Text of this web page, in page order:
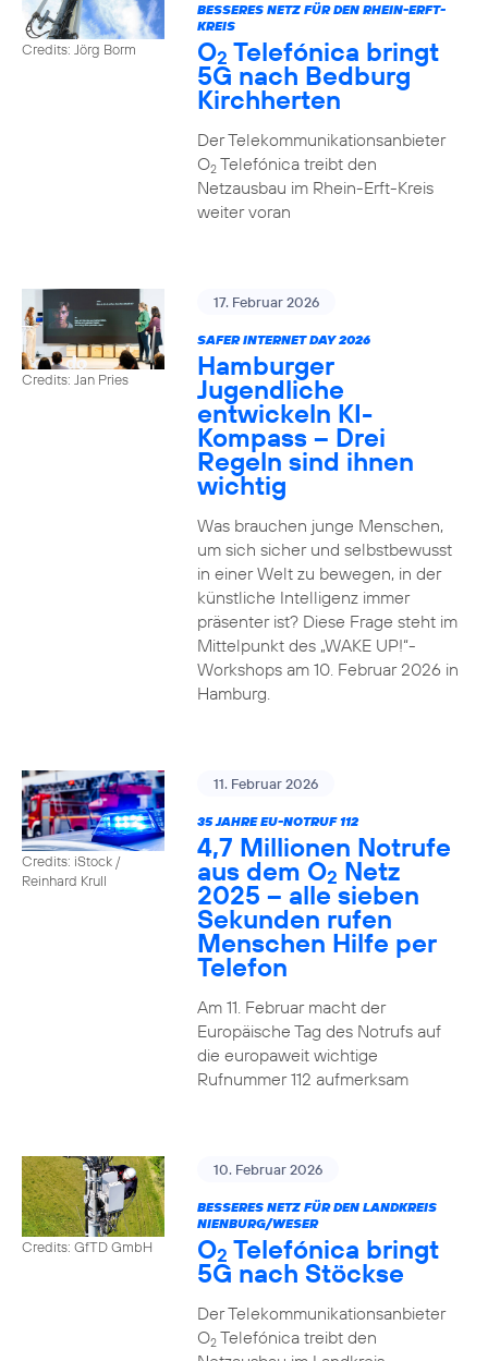
Credits: Jörg Borm
BESSERES NETZ FÜR DEN RHEIN-ERFT-
KREIS
O2 Telefónica bringt
5G nach Bedburg
Kirchherten
Der Telekommunikationsanbieter
O2Telefónica treibt den
Netzausbau im Rhein-Erft-Kreis
weiter voran
Credits: Jan Pries
17. Februar 2026
SAFER INTERNET DAY 2026
Hamburger
Jugendliche
entwickeln KI-
Kompass – Drei
Regeln sind ihnen
wichtig
Was brauchen junge Menschen,
um sich sicher und selbstbewusst
in einer Welt zu bewegen, in der
künstliche Intelligenz immer
präsenter ist? Diese Frage steht im
Mittelpunkt des „WAKE UP!“-
Workshops am 10. Februar 2026 in
Hamburg.
Credits: iStock /
Reinhard Krull
11. Februar 2026
35 JAHRE EU-NOTRUF 112
4,7 Millionen Notrufe
aus dem O2 Netz
2025 – alle sieben
Sekunden rufen
Menschen Hilfe per
Telefon
Am 11. Februar macht der
Europäische Tag des Notrufs auf
die europaweit wichtige
Rufnummer 112 aufmerksam
Credits: GfTD GmbH
10. Februar 2026
BESSERES NETZ FÜR DEN LANDKREIS
NIENBURG/WESER
O2 Telefónica bringt
5G nach Stöckse
Der Telekommunikationsanbieter
O2Telefónica treibt den